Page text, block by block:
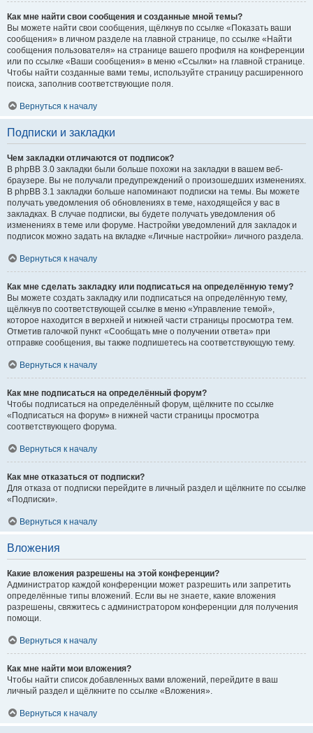
Как мне найти свои сообщения и созданные мной темы?
Вы можете найти свои сообщения, щёлкнув по ссылке «Показать ваши
сообщения» в личном разделе на главной странице, по ссылке «Найти
сообщения пользователя» на странице вашего профиля на конференции
или по ссылке «Ваши сообщения» в меню «Ссылки» на главной странице.
Чтобы найти созданные вами темы, используйте страницу расширенного
поиска, заполнив соответствующие поля.
Вернуться к началу
Подписки и закладки
Чем закладки отличаются от подписок?
В phpBB 3.0 закладки были больше похожи на закладки в вашем веб-
браузере. Вы не получали предупреждений о произошедших изменениях.
В phpBB 3.1 закладки больше напоминают подписки на темы. Вы можете
получать уведомления об обновлениях в теме, находящейся у вас в
закладках. В случае подписки, вы будете получать уведомления об
изменениях в теме или форуме. Настройки уведомлений для закладок и
подписок можно задать на вкладке «Личные настройки» личного раздела.
Вернуться к началу
Как мне сделать закладку или подписаться на определённую тему?
Вы можете создать закладку или подписаться на определённую тему,
щёлкнув по соответствующей ссылке в меню «Управление темой»,
которое находится в верхней и нижней части страницы просмотра тем.
Отметив галочкой пункт «Сообщать мне о получении ответа» при
отправке сообщения, вы также подпишетесь на соответствующую тему.
Вернуться к началу
Как мне подписаться на определённый форум?
Чтобы подписаться на определённый форум, щёлкните по ссылке
«Подписаться на форум» в нижней части страницы просмотра
соответствующего форума.
Вернуться к началу
Как мне отказаться от подписки?
Для отказа от подписки перейдите в личный раздел и щёлкните по ссылке
«Подписки».
Вернуться к началу
Вложения
Какие вложения разрешены на этой конференции?
Администратор каждой конференции может разрешить или запретить
определённые типы вложений. Если вы не знаете, какие вложения
разрешены, свяжитесь с администратором конференции для получения
помощи.
Вернуться к началу
Как мне найти мои вложения?
Чтобы найти список добавленных вами вложений, перейдите в ваш
личный раздел и щёлкните по ссылке «Вложения».
Вернуться к началу